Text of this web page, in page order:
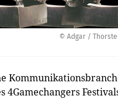
© Adgar /
4Gamechangers